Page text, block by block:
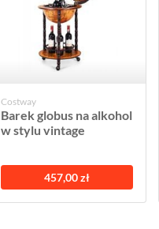
Costway
Barek globus na alkohol
w stylu vintage
457,00 zł